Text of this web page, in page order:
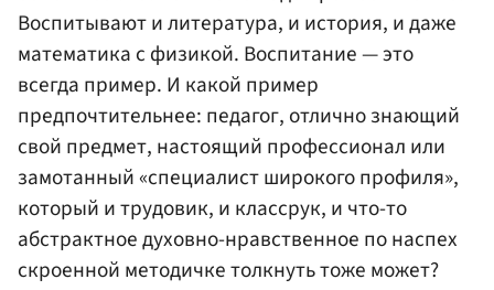
Воспитывают и литература, и история, и даже
математика с физикой. Воспитание — это
всегда пример. И какой пример
предпочтительнее: педагог, отлично знающий
свой предмет, настоящий профессионал или
замотанный «специалист широкого профиля»,
который и трудовик, и классрук, и что-то
абстрактное духовно-нравственное по наспех
скроенной методичке толкнуть тоже может?